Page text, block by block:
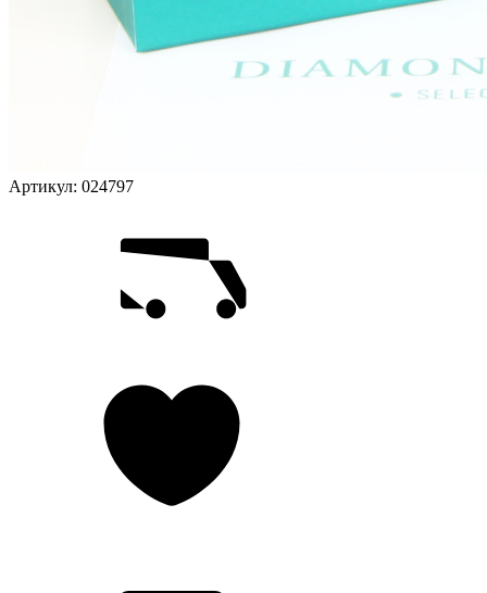
Артикул: 024797